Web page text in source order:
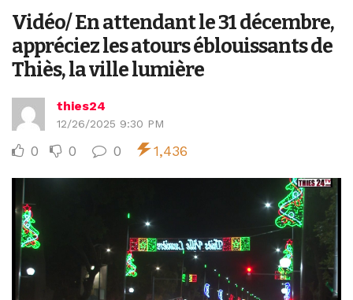
Vidéo/ En attendant le 31 décembre,
appréciez les atours éblouissants de
Thiès, la ville lumière
thies24
12/26/2025 9:30 PM
0 0 0 1,436